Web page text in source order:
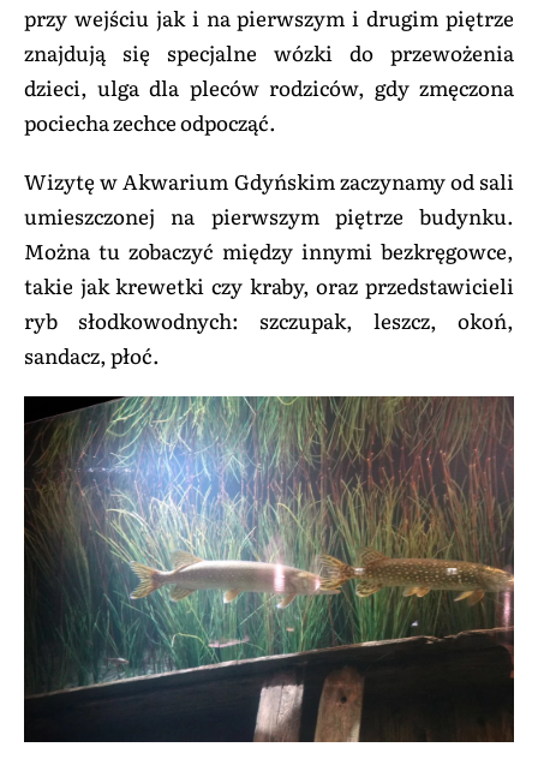
przy wejściu jak i na pierwszym i drugim piętrze
znajdują się specjalne wózki do przewożenia
dzieci, ulga dla pleców rodziców, gdy zmęczona
pociecha zechce odpocząć.
Wizytę w Akwarium Gdyńskim zaczynamy od sali
umieszczonej na pierwszym piętrze budynku.
Można tu zobaczyć między innymi bezkręgowce,
takie jak krewetki czy kraby, oraz przedstawicieli
ryb słodkowodnych: szczupak, leszcz, okoń,
sandacz, płoć.